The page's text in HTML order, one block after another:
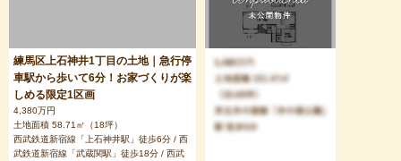
練馬区上石神井1丁目の土地｜急行停
車駅から歩いて6分！お家づくりが楽
しめる限定1区画
4,380万円
土地面積 58.71㎡（18坪）
西武鉄道新宿線「上石神井駅」徒歩6分 / 西
武鉄道新宿線「武蔵関駅」徒歩18分 / 西武